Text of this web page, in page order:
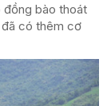
đồng bào thoát
đã có thêm cơ